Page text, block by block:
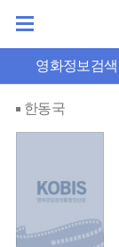
영화정보검색
한동국